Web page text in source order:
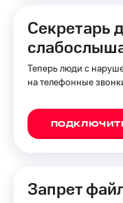
Секретарь
Теперь люди с
на телефонные
Запрет